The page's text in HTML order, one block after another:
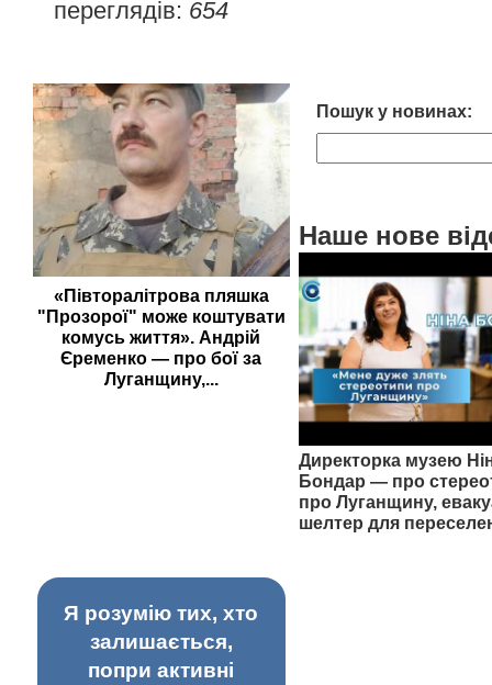
переглядів: 654
«Півторалітрова пляшка
"Прозорої" може коштувати
комусь життя». Андрій
Єременко — про бої за
Луганщину,...
Пошук у новинах:
Наше нове
Директорка музею
Бондар — про
про Луганщину,
шелтер для
Я розумію тих, хто
залишається,
попри активні